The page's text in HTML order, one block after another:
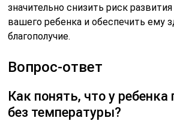
значительно снизить риск
вашего ребенка и обеспечить ему
благополучие.
Вопрос-ответ
Как понять, что у
без температуры?